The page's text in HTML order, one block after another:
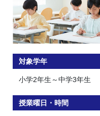
対象学年
小学2年生～中学3年生
授業曜日・時間